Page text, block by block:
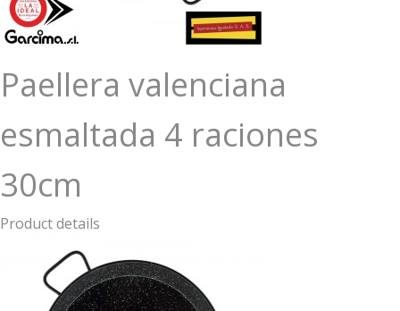
Paellera valenciana
esmaltada 4 raciones
30cm
Product details